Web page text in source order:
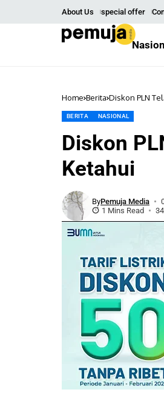
About Us special offer
Home Berita Diskon PLN
BERITA NASIONAL
Diskon
Ketahui
ByPemuja Media
1 Mins Read